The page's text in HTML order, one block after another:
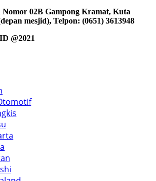
Nomor 02B Gampong Kramat, Kuta
mesjid), Telpon: (0651) 3613948
@2021